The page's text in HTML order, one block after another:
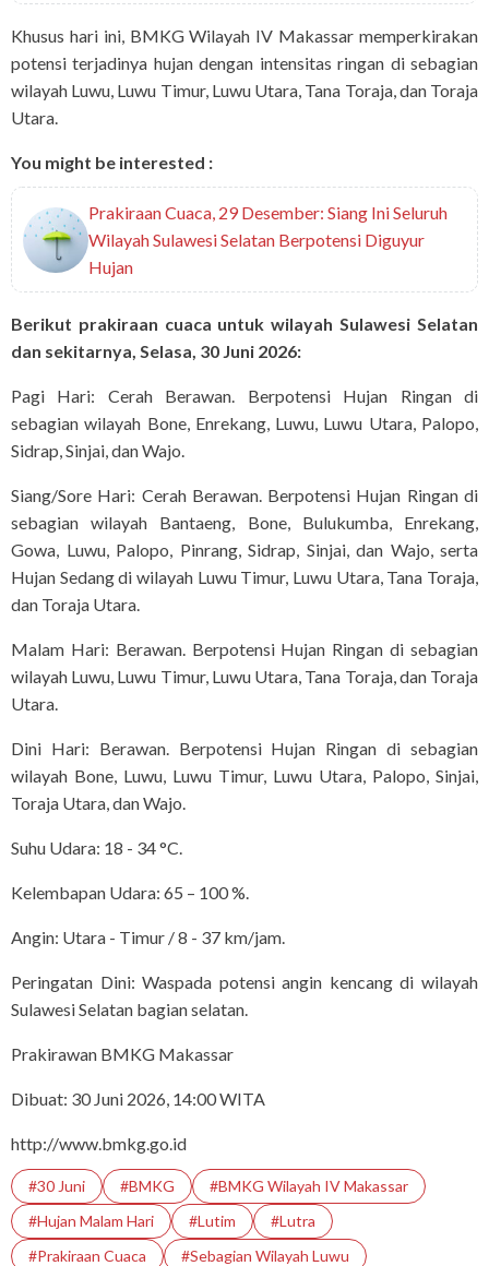
Khusus hari ini, BMKG Wilayah IV Makassar memperkirakan
potensi terjadinya hujan dengan intensitas ringan di sebagian
wilayah Luwu, Luwu Timur, Luwu Utara, Tana Toraja, dan Toraja
Utara.
You might be interested :
Prakiraan Cuaca, 29 Desember: Siang Ini Seluruh
Wilayah Sulawesi Selatan Berpotensi Diguyur
Hujan
Berikut prakiraan cuaca untuk wilayah Sulawesi Selatan
dan sekitarnya, Selasa, 30 Juni 2026:
Pagi Hari: Cerah Berawan. Berpotensi Hujan Ringan di
sebagian wilayah Bone, Enrekang, Luwu, Luwu Utara, Palopo,
Sidrap, Sinjai, dan Wajo.
Siang/Sore Hari: Cerah Berawan. Berpotensi Hujan Ringan di
sebagian wilayah Bantaeng, Bone, Bulukumba, Enrekang,
Gowa, Luwu, Palopo, Pinrang, Sidrap, Sinjai, dan Wajo, serta
Hujan Sedang di wilayah Luwu Timur, Luwu Utara, Tana Toraja,
dan Toraja Utara.
Malam Hari: Berawan. Berpotensi Hujan Ringan di sebagian
wilayah Luwu, Luwu Timur, Luwu Utara, Tana Toraja, dan Toraja
Utara.
Dini Hari: Berawan. Berpotensi Hujan Ringan di sebagian
wilayah Bone, Luwu, Luwu Timur, Luwu Utara, Palopo, Sinjai,
Toraja Utara, dan Wajo.
Suhu Udara: 18 - 34 °C.
Kelembapan Udara: 65 – 100 %.
Angin: Utara - Timur / 8 - 37 km/jam.
Peringatan Dini: Waspada potensi angin kencang di wilayah
Sulawesi Selatan bagian selatan.
Prakirawan BMKG Makassar
Dibuat: 30 Juni 2026, 14:00 WITA
http://www.bmkg.go.id
#30 Juni #BMKG
#BMKG Wilayah IV Makassar
#Hujan Malam Hari
#Lutim
#Lutra
#Prakiraan Cuaca
#Sebagian Wilayah Luwu